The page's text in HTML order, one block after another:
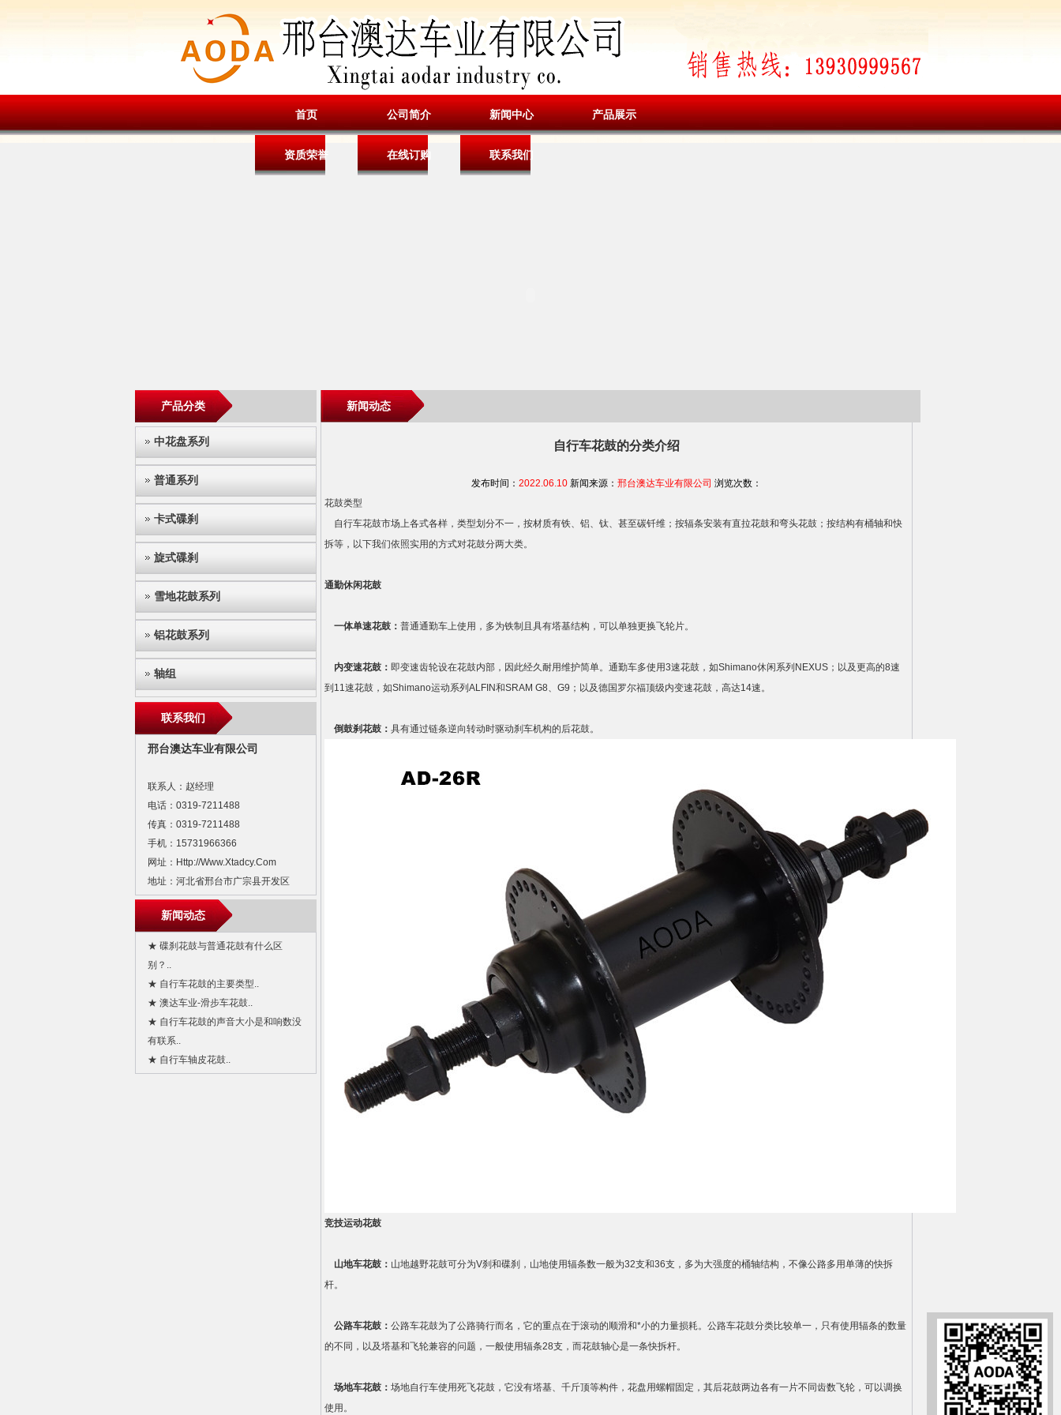
首页 公司简介 新闻中心 产品展示
资质荣誉 在线订购 联系我们
产品分类
中花盘系列
普通系列
卡式碟刹
旋式碟刹
雪地花鼓系列
铝花鼓系列
轴组
联系我们
邢台澳达车业有限公司
联系人：赵经理
电话：0319-7211488
传真：0319-7211488
手机：15731966366
网址：http://www.xtadcy.com
地址：河北省邢台市广宗县开发区
新闻动态
★ 碟刹花鼓与普通花鼓有什么区
别？..
★ 自行车花鼓的主要类型..
★ 澳达车业-滑步车花鼓..
★ 自行车花鼓的声音大小是和响数没
有联系..
★ 自行车轴皮花鼓..
新闻动态
自行车花鼓的分类介绍
发布时间： 2022.06.10新闻来源： 邢台澳达车业有限公司 浏览次数：
花鼓类型
自行车花鼓市场上各式各样，类型划分不一，按材质有铁、铝、钛、甚至碳钎维；按辐条安装有直拉花鼓和弯头花鼓；按结构有桶轴和快
拆等，以下我们依照实用的方式对花鼓分两大类。
通勤休闲花鼓
一体单速花鼓： 普通通勤车上使用，多为铁制且具有塔基结构，可以单独更换飞轮片。
内变速花鼓： 即变速齿轮设在花鼓内部，因此经久耐用维护简单。通勤车多使用3速花鼓，如Shimano休闲系列NEXUS；以及更高的8速
到11速花鼓，如Shimano运动系列ALFIN和SRAM G8、G9；以及德国罗尔福顶级内变速花鼓，高达14速。
倒鼓刹花鼓： 具有通过链条逆向转动时驱动刹车机构的后花鼓。
竞技运动花鼓
山地车花鼓： 山地越野花鼓可分为V刹和碟刹，山地使用辐条数一般为32支和36支，多为大强度的桶轴结构，不像公路多用单薄的快拆
杆。
公路车花鼓： 公路车花鼓为了公路骑行而名，它的重点在于滚动的顺滑和*小的力量损耗。公路车花鼓分类比较单一，只有使用辐条的数量
的不同，以及塔基和飞轮兼容的问题，一般使用辐条28支，而花鼓轴心是一条快拆杆。
场地车花鼓： 场地自行车使用死飞花鼓，它没有塔基、千斤顶等构件，花盘用螺帽固定，其后花鼓两边各有一片不同齿数飞轮，可以调换
使用。